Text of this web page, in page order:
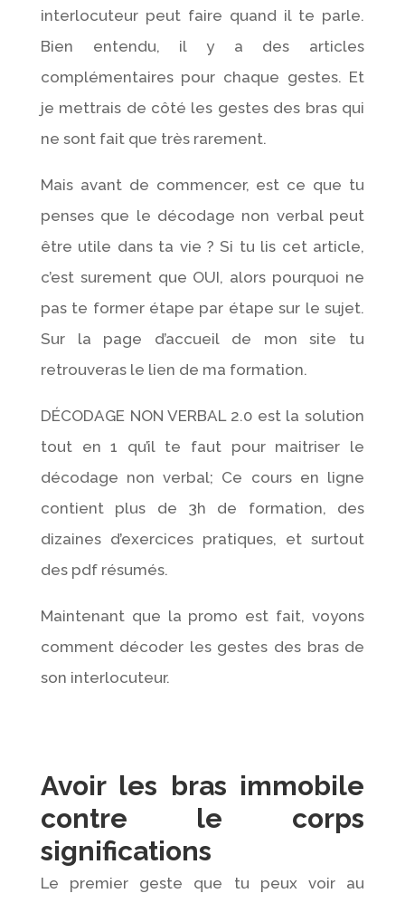
interlocuteur peut faire quand il te parle.
Bien entendu, il y a des articles
complémentaires pour chaque gestes. Et
je mettrais de côté les gestes des bras qui
ne sont fait que très rarement.
Mais avant de commencer, est ce que tu
penses que le décodage non verbal peut
être utile dans ta vie ? Si tu lis cet article,
c’est surement que OUI, alors pourquoi ne
pas te former étape par étape sur le sujet.
Sur la page d’accueil de mon site tu
retrouveras le lien de ma formation.
DÉCODAGE NON VERBAL 2.0 est la solution
tout en 1 qu’il te faut pour maitriser le
décodage non verbal; Ce cours en ligne
contient plus de 3h de formation, des
dizaines d’exercices pratiques, et surtout
des pdf résumés.
Maintenant que la promo est fait, voyons
comment décoder les gestes des bras de
son interlocuteur.
Avoir les bras immobile
contre le corps
significations
Le premier geste que tu peux voir au